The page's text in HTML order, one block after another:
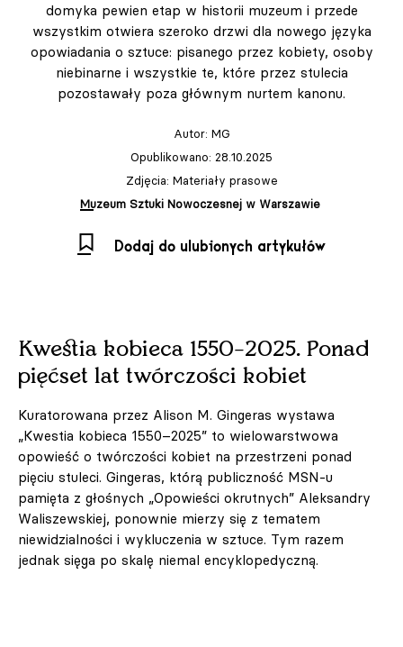
domyka pewien etap w historii muzeum i przede
wszystkim otwiera szeroko drzwi dla nowego języka
opowiadania o sztuce: pisanego przez kobiety, osoby
niebinarne i wszystkie te, które przez stulecia
pozostawały poza głównym nurtem kanonu.
Autor: MG
Opublikowano: 28.10.2025
Zdjęcia: Materiały prasowe
Muzeum Sztuki Nowoczesnej w Warszawie
Dodaj do ulubionych artykułów
Kwestia kobieca 1550–2025. Ponad
pięćset lat twórczości kobiet
Kuratorowana przez Alison M. Gingeras wystawa
„Kwestia kobieca 1550–2025” to wielowarstwowa
opowieść o twórczości kobiet na przestrzeni ponad
pięciu stuleci. Gingeras, którą publiczność MSN-u
pamięta z głośnych „Opowieści okrutnych” Aleksandry
Waliszewskiej, ponownie mierzy się z tematem
niewidzialności i wykluczenia w sztuce. Tym razem
jednak sięga po skalę niemal encyklopedyczną.